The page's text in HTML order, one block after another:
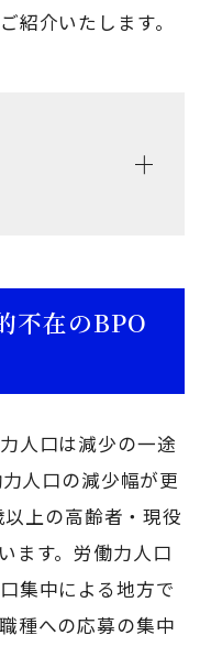
紹介いたします。
不在のBPO
人口は減少の一途
人口の減少幅が更
上の高齢者・現役
ます。労働力人口
集中による地方で
種への応募の集中